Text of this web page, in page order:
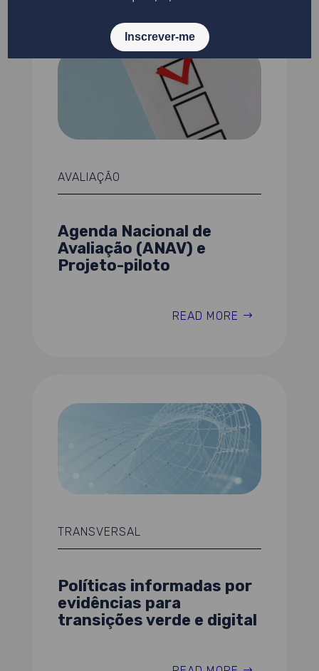
AVALIAÇÃO
Agenda Nacional de
Avaliação (ANAV) e
Projeto-piloto
READ MORE
TRANSVERSAL
Políticas informadas por
evidências para
transições verde e digital